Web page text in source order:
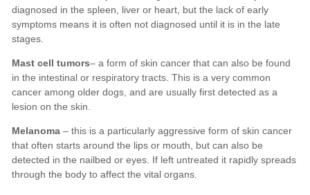
Mast cell tumors
Melanoma